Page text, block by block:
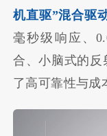
机直驱”混合驱
毫秒级响应、
合、小脑式的反
了高可靠性与成